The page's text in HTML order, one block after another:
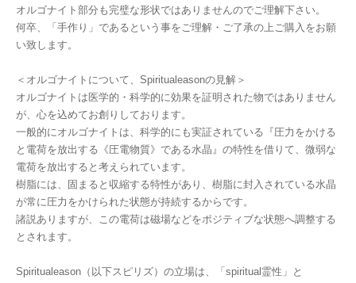
オルゴナイト部分も完璧な形状ではありませんのでご理解下さい。
何卒、「手作り」であるという事をご理解・ご了承の上ご購入をお願
い致します。
＜オルゴナイトについて、Spiritualeasonの見解＞
オルゴナイトは医学的・科学的に効果を証明された物ではありません
が、心を込めてお創りしております。
一般的にオルゴナイトは、科学的にも実証されている『圧力をかける
と電荷を放出する《圧電物質》である水晶』の特性を借りて、微弱な
電荷を放出すると考えられています。
樹脂には、固まると収縮する特性があり、樹脂に封入されている水晶
が常に圧力をかけられた状態が持続するからです。
諸説ありますが、この電荷は磁場などをポジティブな状態へ調整する
とされます。
Spiritualeason（以下スピリズ）の立場は、「spiritual霊性」と